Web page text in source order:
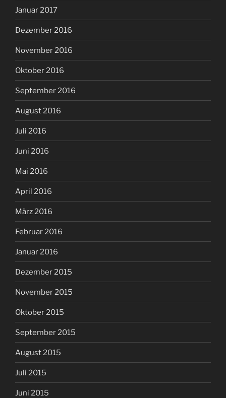
Januar 2017
Dezember 2016
November 2016
Oktober 2016
September 2016
August 2016
Juli 2016
Juni 2016
Mai 2016
April 2016
März 2016
Februar 2016
Januar 2016
Dezember 2015
November 2015
Oktober 2015
September 2015
August 2015
Juli 2015
Juni 2015